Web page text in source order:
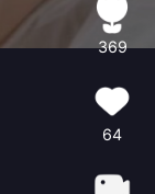
369
64